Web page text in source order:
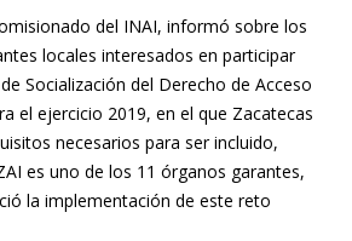
del INAI, informó sobre los
locales interesados en participar
Socialización del Derecho de Acceso
el ejercicio 2019, en el que Zacatecas
necesarios para ser incluido,
es uno de los 11 órganos garantes,
la implementación de este reto